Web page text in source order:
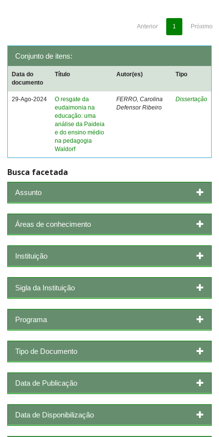
Anterior 1 Próximo
Conjunto de itens:
Data do
documento
Título Autor(es) Tipo
29-Ago-2024
O resgate da
eudaimonia na
educação: uma
análise da Paideia
e do ensino médio
na pedagogia
Waldorf
FERRO, Carolina
Defensor Ribeiro
Dissertação
Busca facetada
Assunto
Áreas de conhecimento
Instituição
Sigla da Instituição
Programa
Tipo de Documento
Data de Publicação
Data de Disponibilização